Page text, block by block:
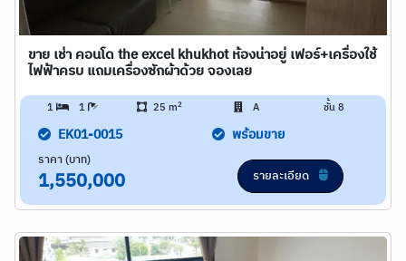
ขาย เช่า คอนโด the excel khukhot ห้องน่าอยู่ เฟอร์+เครื่องใช้
ไฟฟ้าครบ แถมเครื่องซักผ้าด้วย จองเลย
1 1 25 m2 A ชั้น 8
EK01-0015 พร้อมขาย
ราคา (บาท)
1,550,000 รายละเอียด